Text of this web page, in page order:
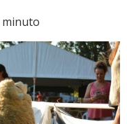
minuto